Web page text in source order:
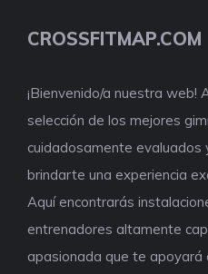
CROSSFITMAP.COM
¡Bienvenido/a nuestra web!
selección de los mejores
cuidadosamente evaluados
brindarte una experiencia
Aquí encontrarás
entrenadores altamente
apasionada que te apoyará